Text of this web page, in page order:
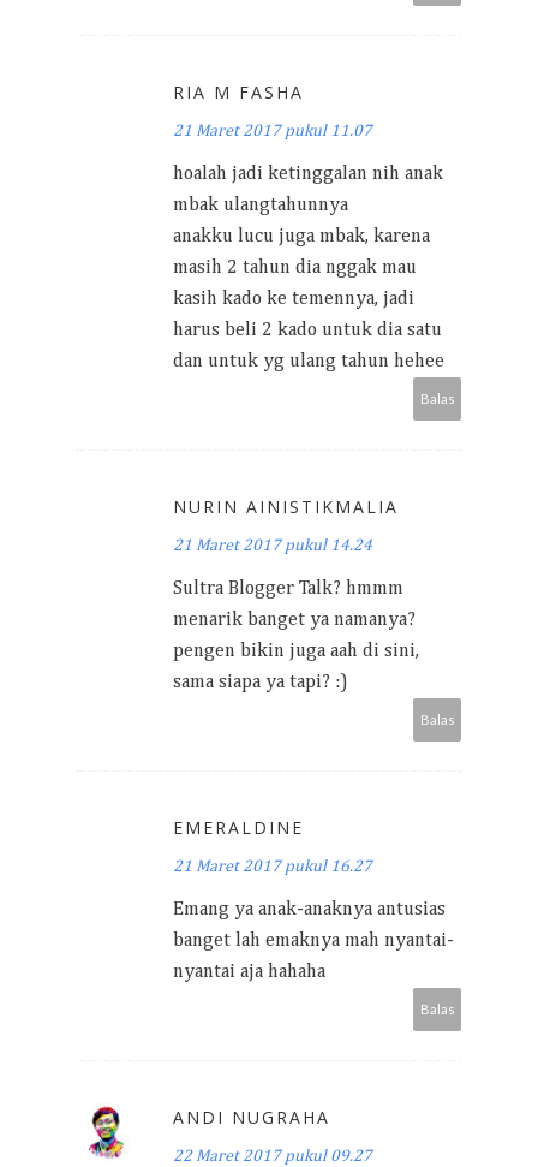
RIA M FASHA
21 Maret 2017 pukul 11.07
hoalah jadi ketinggalan nih anak
mbak ulangtahunnya
anakku lucu juga mbak, karena
masih 2 tahun dia nggak mau
kasih kado ke temennya, jadi
harus beli 2 kado untuk dia satu
dan untuk yg ulang tahun hehee
Balas
NURIN AINISTIKMALIA
21 Maret 2017 pukul 14.24
Sultra Blogger Talk? hmmm
menarik banget ya namanya?
pengen bikin juga aah di sini,
sama siapa ya tapi? :)
Balas
EMERALDINE
21 Maret 2017 pukul 16.27
Emang ya anak-anaknya antusias
banget lah emaknya mah nyantai-
nyantai aja hahaha
Balas
ANDI NUGRAHA
22 Maret 2017 pukul 09.27